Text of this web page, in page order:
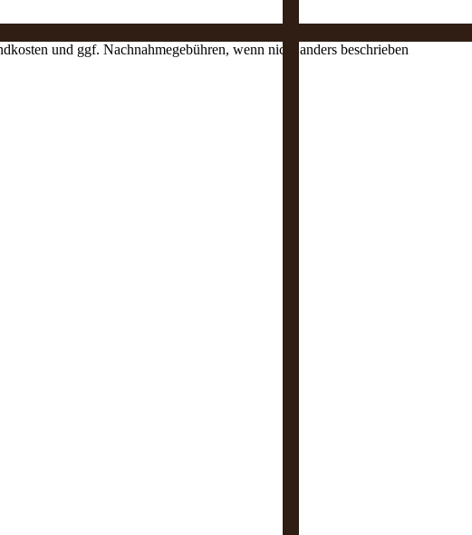
und ggf. Nachnahmegebühren, wenn nicht anders beschrieben